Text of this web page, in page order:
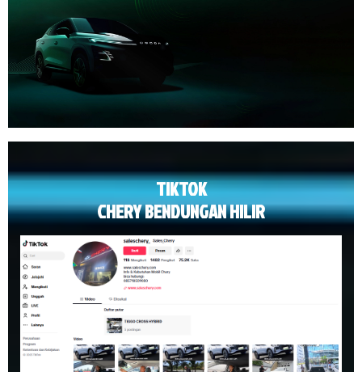
TIKTOK
CHERY BENDUNGAN HILIR